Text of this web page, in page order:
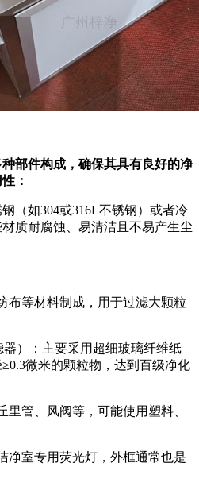
部件构成，确保其具有良好的净
：
（如304或316L不锈钢）或者冷
质耐腐蚀、易清洁且不易产生尘
布等材料制成，用于过滤大颗粒
器）：主要采用超细玻璃纤维纸
微米的颗粒物，达到百级净化
里管、风阀等，可能使用塑料、
净室专用荧光灯，外框通常也是